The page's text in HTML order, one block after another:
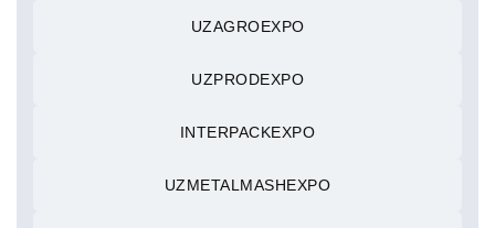
UZAGROEXPO
UZPRODEXPO
INTERPACKEXPO
UZMETALMASHEXPO